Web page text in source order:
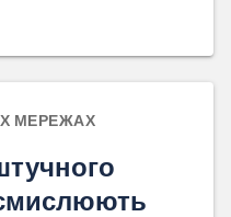
МЕРЕЖАХ